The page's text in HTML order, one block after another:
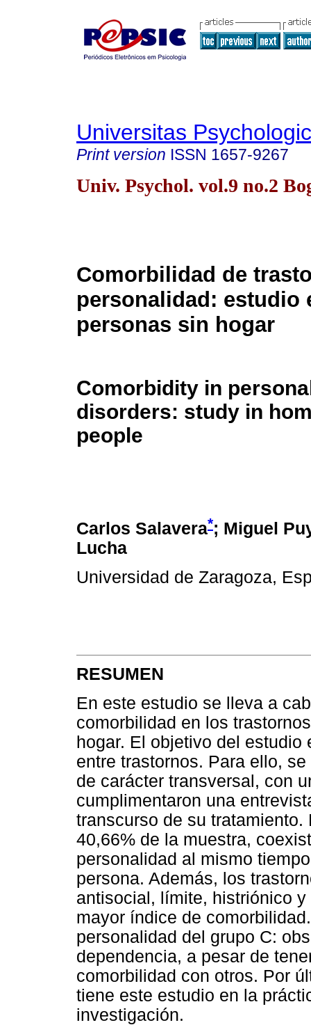
Universitas
Print version ISSN 1657-9267
Univ. Psychol. vol.9 no.2
Comorbilidad de
personalidad: estudio
personas sin hogar
Comorbidity in
disorders: study in
people
Carlos Salavera*; Miguel
Lucha
Universidad de Zaragoza,
RESUMEN
En este estudio se lleva a
comorbilidad en los
hogar. El objetivo del
entre trastornos. Para ello,
de carácter transversal, con
cumplimentaron una
transcurso de su
40,66% de la muestra,
personalidad al mismo
persona. Además, los
antisocial, límite, histriónico
mayor índice de
personalidad del grupo C:
dependencia, a pesar de
comorbilidad con otros. Por
tiene este estudio en la
investigación.